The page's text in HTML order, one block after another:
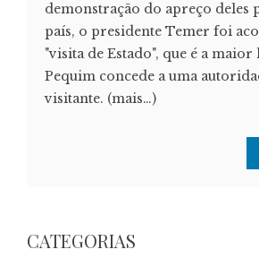
demonstração do apreço deles
país, o presidente Temer foi
"visita de Estado", que é a
Pequim concede a uma
visitante. (mais…)
CATEGORIAS